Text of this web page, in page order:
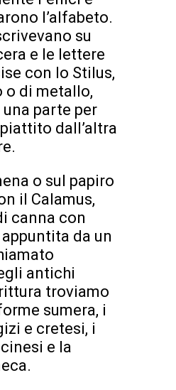
l’alfabeto.
su
e le lettere
con lo Stilus,
o di metallo,
parte per
dall’altra
o sul papiro
il Calamus,
canna con
da un
antichi
troviamo
sumera, i
e cretesi, i
e la